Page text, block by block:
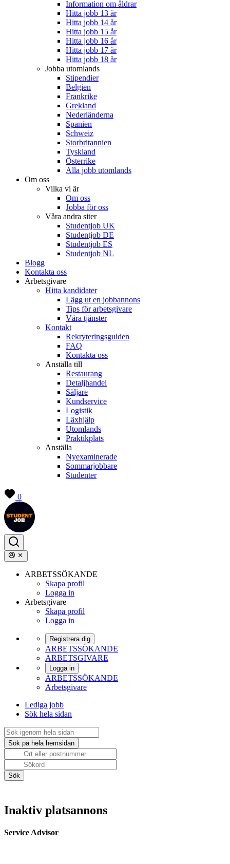
Information om åldrar
Hitta jobb 13 år
Hitta jobb 14 år
Hitta jobb 15 år
Hitta jobb 16 år
Hitta jobb 17 år
Hitta jobb 18 år
Jobba utomlands
Stipendier
Belgien
Frankrike
Grekland
Nederländerna
Spanien
Schweiz
Storbritannien
Tyskland
Österrike
Alla jobb utomlands
Om oss
Vilka vi är
Om oss
Jobba för oss
Våra andra siter
Studentjob UK
Studentjob DE
Studentjob ES
Studentjob NL
Blogg
Kontakta oss
Arbetsgivare
Hitta kandidater
Lägg ut en jobbannons
Tips för arbetsgivare
Våra tjänster
Kontakt
Rekryteringsguiden
FAQ
Kontakta oss
Anställa till
Restaurang
Detaljhandel
Säljare
Kundservice
Logistik
Läxhjälp
Utomlands
Praktikplats
Anställa
Nyexaminerade
Sommarjobbare
Studenter
0
ARBETSSÖKANDE
Skapa profil
Logga in
Arbetsgivare
Skapa profil
Logga in
Registrera dig
ARBETSSÖKANDE
ARBETSGIVARE
Logga in
ARBETSSÖKANDE
Arbetsgivare
Lediga jobb
Sök hela sidan
Inaktiv platsannons
Service Advisor